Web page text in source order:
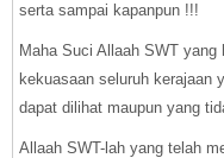
serta sampai kapanpun !!!
Maha Suci Allaah SWT
kekuasaan seluruh kerajaan
dapat dilihat maupun yang
Allaah SWT-lah yang telah